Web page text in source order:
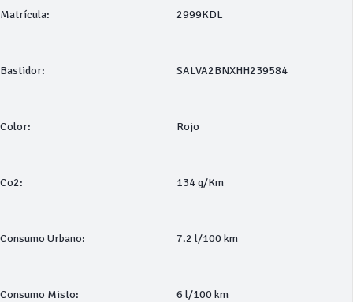
Matrícula: 2999KDL
Bastidor: SALVA2BNXHH239584
Color: Rojo
Co2: 134 g/Km
Consumo Urbano: 7.2 l/100 km
Consumo Misto: 6 l/100 km